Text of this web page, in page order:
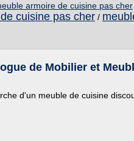
armoire de cuisine pas cher
cuisine pas cher /
de Mobilier et
d'un meuble de cuisine